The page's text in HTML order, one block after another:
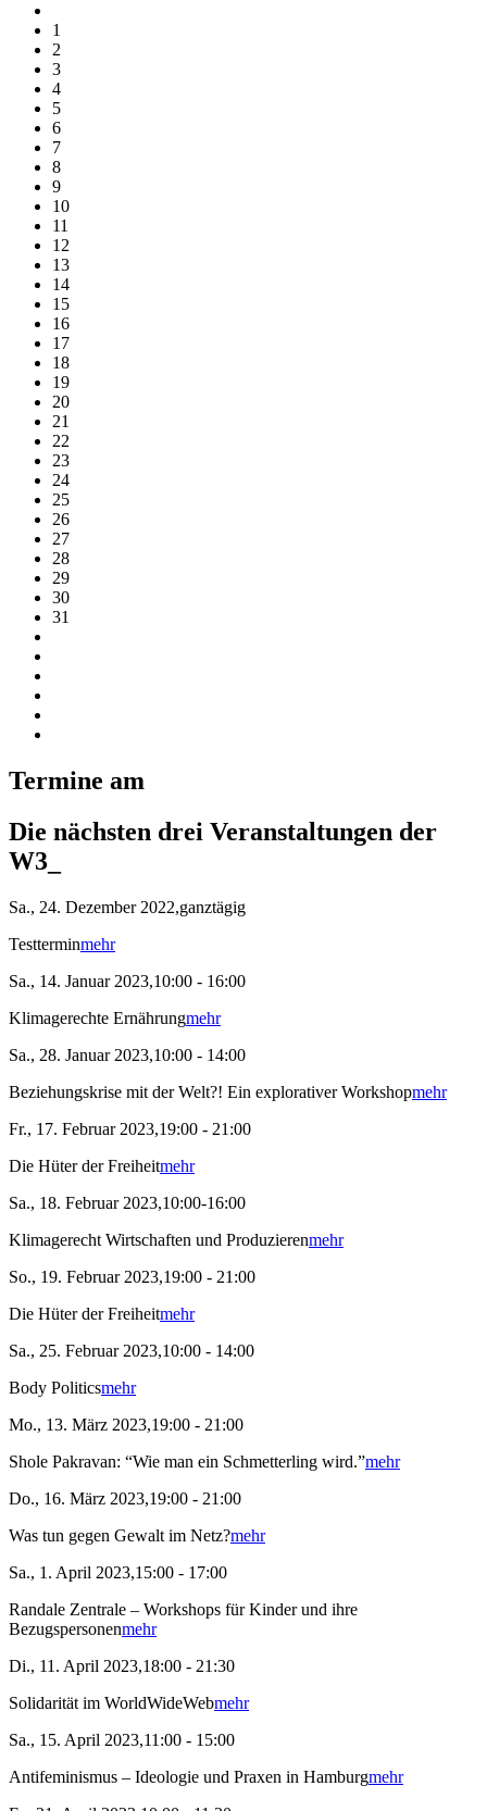
1
2
3
4
5
6
7
8
9
10
11
12
13
14
15
16
17
18
19
20
21
22
23
24
25
26
27
28
29
30
31
Termine am
Die nächsten drei Veranstaltungen der
W3_
Sa., 24. Dezember 2022,ganztägig
Testterminmehr
Sa., 14. Januar 2023,10:00 - 16:00
Klimagerechte Ernährungmehr
Sa., 28. Januar 2023,10:00 - 14:00
Beziehungskrise mit der Welt?! Ein explorativer Workshopmehr
Fr., 17. Februar 2023,19:00 - 21:00
Die Hüter der Freiheitmehr
Sa., 18. Februar 2023,10:00-16:00
Klimagerecht Wirtschaften und Produzierenmehr
So., 19. Februar 2023,19:00 - 21:00
Die Hüter der Freiheitmehr
Sa., 25. Februar 2023,10:00 - 14:00
Body Politicsmehr
Mo., 13. März 2023,19:00 - 21:00
Shole Pakravan: “Wie man ein Schmetterling wird.”mehr
Do., 16. März 2023,19:00 - 21:00
Was tun gegen Gewalt im Netz?mehr
Sa., 1. April 2023,15:00 - 17:00
Randale Zentrale – Workshops für Kinder und ihre
Bezugspersonenmehr
Di., 11. April 2023,18:00 - 21:30
Solidarität im WorldWideWebmehr
Sa., 15. April 2023,11:00 - 15:00
Antifeminismus – Ideologie und Praxen in Hamburgmehr